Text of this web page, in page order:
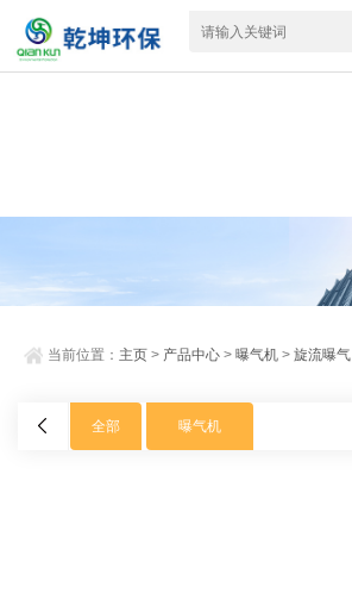
当前位置： 主页 > 产品中心 >曝气机 >旋流曝气
全部 曝气机